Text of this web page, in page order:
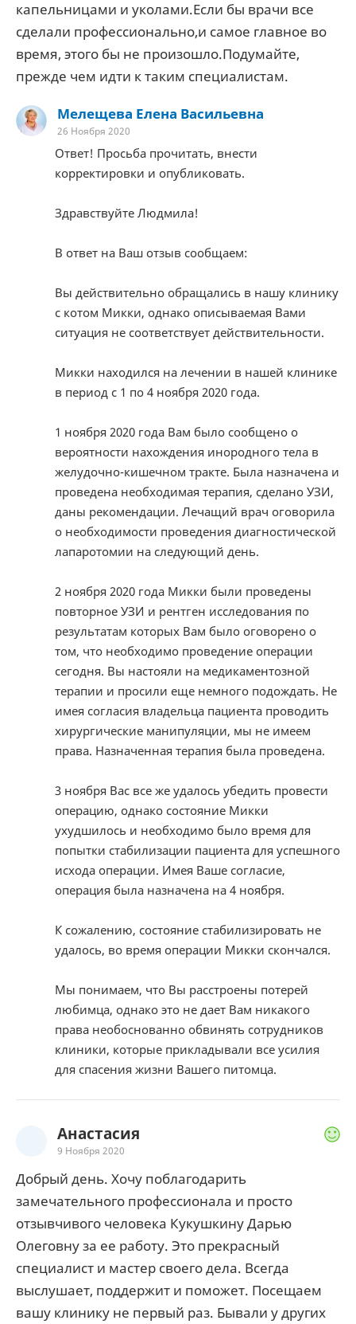
капельницами и уколами.Если бы врачи все
сделали профессионально,и самое главное во
время, этого бы не произошло.Подумайте,
прежде чем идти к таким специалистам.
Мелещева Елена Васильевна
26 Ноября 2020
Ответ! Просьба прочитать, внести
корректировки и опубликовать.
Здравствуйте Людмила!
В ответ на Ваш отзыв сообщаем:
Вы действительно обращались в нашу клинику
с котом Микки, однако описываемая Вами
ситуация не соответствует действительности.
Микки находился на лечении в нашей клинике
в период с 1 по 4 ноября 2020 года.
1 ноября 2020 года Вам было сообщено о
вероятности нахождения инородного тела в
желудочно-кишечном тракте. Была назначена и
проведена необходимая терапия, сделано УЗИ,
даны рекомендации. Лечащий врач оговорила
о необходимости проведения диагностической
лапаротомии на следующий день.
2 ноября 2020 года Микки были проведены
повторное УЗИ и рентген исследования по
результатам которых Вам было оговорено о
том, что необходимо проведение операции
сегодня. Вы настояли на медикаментозной
терапии и просили еще немного подождать. Не
имея согласия владельца пациента проводить
хирургические манипуляции, мы не имеем
права. Назначенная терапия была проведена.
3 ноября Вас все же удалось убедить провести
операцию, однако состояние Микки
ухудшилось и необходимо было время для
попытки стабилизации пациента для успешного
исхода операции. Имея Ваше согласие,
операция была назначена на 4 ноября.
К сожалению, состояние стабилизировать не
удалось, во время операции Микки скончался.
Мы понимаем, что Вы расстроены потерей
любимца, однако это не дает Вам никакого
права необоснованно обвинять сотрудников
клиники, которые прикладывали все усилия
для спасения жизни Вашего питомца.
Анастасия
9 Ноября 2020
Добрый день. Хочу поблагодарить
замечательного профессионала и просто
отзывчивого человека Кукушкину Дарью
Олеговну за ее работу. Это прекрасный
специалист и мастер своего дела. Всегда
выслушает, поддержит и поможет. Посещаем
вашу клинику не первый раз. Бывали у других